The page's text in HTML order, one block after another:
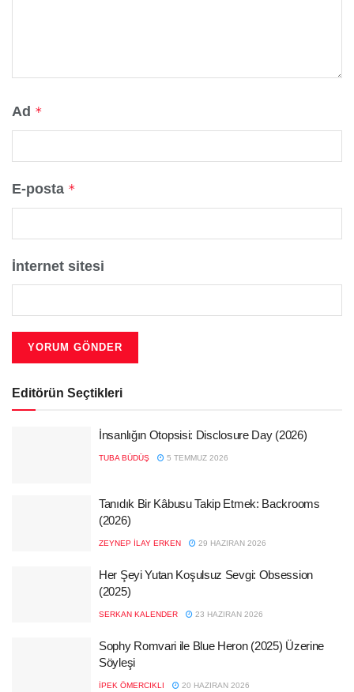
Ad *
E-posta *
İnternet sitesi
Editörün Seçtikleri
İnsanlığın Otopsisi: Disclosure Day (2026)
TUBA BÜDÜŞ 5 TEMMUZ 2026
Tanıdık Bir Kâbusu Takip Etmek: Backrooms
(2026)
ZEYNEP İLAY ERKEN 29 HAZIRAN 2026
Her Şeyi Yutan Koşulsuz Sevgi: Obsession
(2025)
SERKAN KALENDER 23 HAZIRAN 2026
Sophy Romvari ile Blue Heron (2025) Üzerine
Söyleşi
İPEK ÖMERCIKLI 20 HAZIRAN 2026